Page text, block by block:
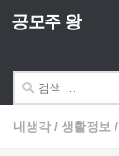
Skip to content
공모주 왕
내생각 / 생활정보 /